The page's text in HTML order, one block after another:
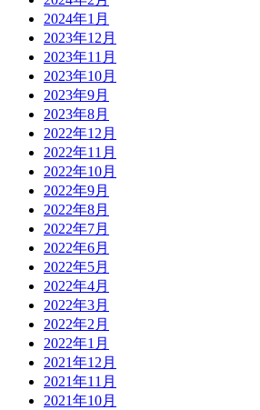
2024年1月
2023年12月
2023年11月
2023年10月
2023年9月
2023年8月
2022年12月
2022年11月
2022年10月
2022年9月
2022年8月
2022年7月
2022年6月
2022年5月
2022年4月
2022年3月
2022年2月
2022年1月
2021年12月
2021年11月
2021年10月